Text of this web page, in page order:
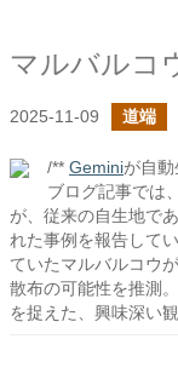
マルバルコ
2025-11-09 道端
/** Geminiが自
ブログ記事では
が、従来の自生地で
れた事例を報告して
ていたマルバルコウ
散布の可能性を推測
を捉えた、興味深い